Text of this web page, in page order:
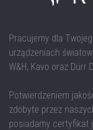
Pracujemy dla
urządzeniach
W&H, Kavo oraz Dürr
Potwierdzeniem
zdobyte przez
posiadamy certyfikat